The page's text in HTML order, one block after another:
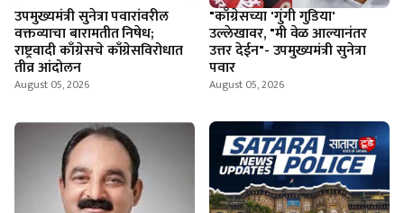
उपमुख्यमंत्री सुनेत्रा पवारांवरील
वक्तव्याचा बारामतीत निषेध;
राष्ट्रवादी काँग्रेसचे काँग्रेसविरोधात
तीव्र आंदोलन
August 05, 2026
"काँग्रेसच्या 'गुंगी गुडिया'
उल्लेखावर, "मी वेळ आल्यानंतर
उत्तर देईन"- उपमुख्यमंत्री सुनेत्रा
पवार
August 05, 2026